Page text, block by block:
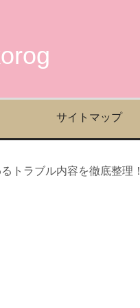
サイトマップ
トラブル内容を徹底整理！